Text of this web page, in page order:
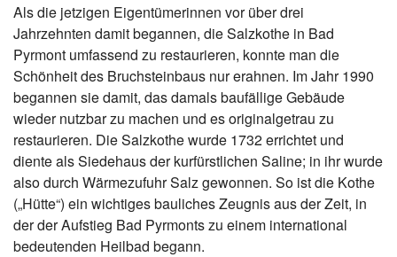
Als die jetzigen Eigentümerinnen vor über drei
Jahrzehnten damit begannen, die Salzkothe in Bad
Pyrmont umfassend zu restaurieren, konnte man die
Schönheit des Bruchsteinbaus nur erahnen. Im Jahr 1990
begannen sie damit, das damals baufällige Gebäude
wieder nutzbar zu machen und es originalgetrau zu
restaurieren. Die Salzkothe wurde 1732 errichtet und
diente als Siedehaus der kurfürstlichen Saline; in ihr wurde
also durch Wärmezufuhr Salz gewonnen. So ist die Kothe
(„Hütte“) ein wichtiges bauliches Zeugnis aus der Zeit, in
der der Aufstieg Bad Pyrmonts zu einem international
bedeutenden Heilbad begann.